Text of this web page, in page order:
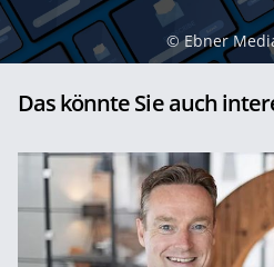
© Ebner
Das könnte Sie auch